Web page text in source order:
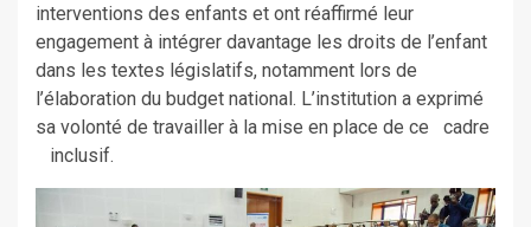
interventions des enfants et ont réaffirmé leur
engagement à intégrer davantage les droits de l’enfant
dans les textes législatifs, notamment lors de
l’élaboration du budget national. L’institution a exprimé
sa volonté de travailler à la mise en place de ce cadre
inclusif.